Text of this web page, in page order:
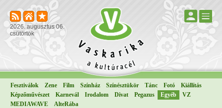
2026. augusztus 06.
csütörtök
Fesztiválok Zene Film Színház Színésztükör Tánc Fotó
Kiállítás
Képzőművészet
Karnevál Irodalom Divat Pegazus Egyéb
VZ
MEDIAWAVE
AlteRába